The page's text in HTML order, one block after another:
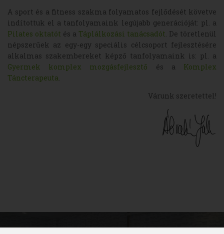
A sport és a fitness szakma folyamatos fejlődését követve
indítottuk el a tanfolyamaink legújabb generációját: pl. a
Pilates oktatót és a Táplálkozási tanácsadót. De töretlenül
népszerűek az egy-egy speciális célcsoport fejlesztésére
alkalmas szakembereket képző tanfolyamaink is: pl. a
Gyermek komplex mozgásfejlesztő és a Komplex
Táncterapeuta.
Várunk szeretettel!